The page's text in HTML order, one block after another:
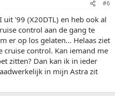
#6
'99 (X20DTL) en heb ook al
control aan de gang te
er op los gelaten... Helaas ziet
cruise control. Kan iemand me
zitten? Dan kan ik in ieder
in mijn Astra zit